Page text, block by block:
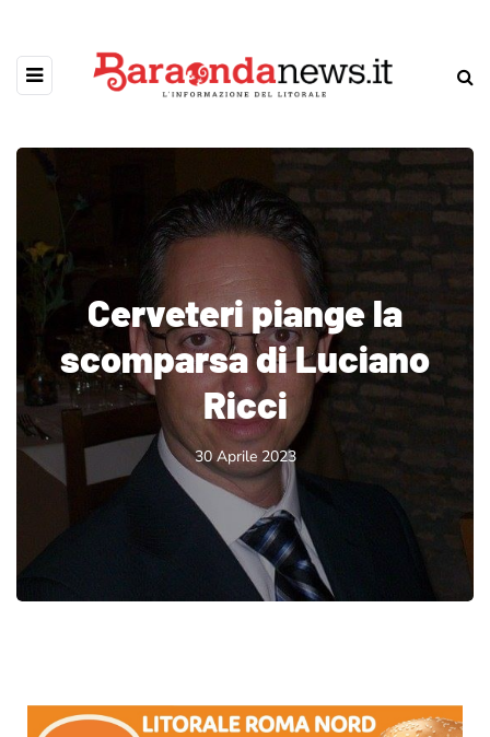
Cerveteri piange la
scomparsa di Luciano
Ricci
30 Aprile 2023